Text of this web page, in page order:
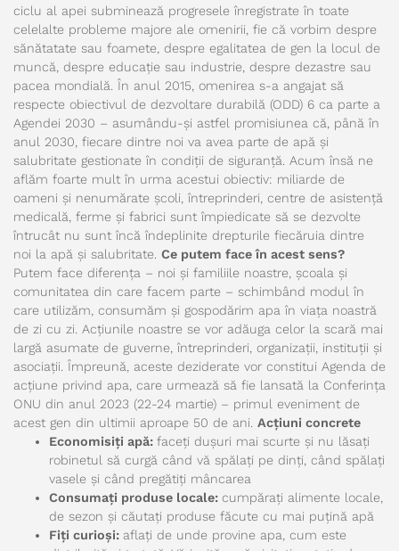
ciclu al apei subminează progresele înregistrate în toate
celelalte probleme majore ale omenirii, fie că vorbim despre
sănătatate sau foamete, despre egalitatea de gen la locul de
muncă, despre educație sau industrie, despre dezastre sau
pacea mondială. În anul 2015, omenirea s-a angajat să
respecte obiectivul de dezvoltare durabilă (ODD) 6 ca parte a
Agendei 2030 – asumându-și astfel promisiunea că, până în
anul 2030, fiecare dintre noi va avea parte de apă și
salubritate gestionate în condiții de siguranță. Acum însă ne
aflăm foarte mult în urma acestui obiectiv: miliarde de
oameni și nenumărate școli, întreprinderi, centre de asistență
medicală, ferme și fabrici sunt împiedicate să se dezvolte
întrucât nu sunt încă îndeplinite drepturile fiecăruia dintre
noi la apă și salubritate. Ce putem face în acest sens?
Putem face diferența – noi și familiile noastre, școala și
comunitatea din care facem parte – schimbând modul în
care utilizăm, consumăm și gospodărim apa în viața noastră
de zi cu zi. Acțiunile noastre se vor adăuga celor la scară mai
largă asumate de guverne, întreprinderi, organizații, instituții și
asociații. Împreună, aceste deziderate vor constitui Agenda de
acțiune privind apa, care urmează să fie lansată la Conferința
ONU din anul 2023 (22-24 martie) – primul eveniment de
acest gen din ultimii aproape 50 de ani. Acțiuni concrete
Economisiți apă: faceți dușuri mai scurte și nu lăsați
robinetul să curgă când vă spălați pe dinți, când spălați
vasele și când pregătiți mâncarea
Consumați produse locale: cumpărați alimente locale,
de sezon și căutați produse făcute cu mai puțină apă
Fiți curioși: aflați de unde provine apa, cum este